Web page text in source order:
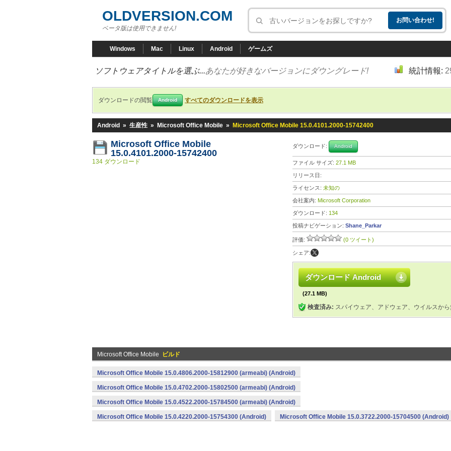
OLDVERSION.COM
ベータ版は使用できません!
Windows Mac Linux Android ゲームズ
ソフトウェアタイトルを選ぶ...あなたが好きなバージョンにダウングレード! 統計情報:
ダウンロードの閲覧 Android すべてのダウンロードを表示
Android » 生産性 » Microsoft Office Mobile » Microsoft Office Mobile 15.0.4101.2000-15742400
Microsoft Office Mobile
15.0.4101.2000-15742400
134 ダウンロード
ダウンロード: Android
ファイル サイズ: 27.1 MB
リリース日:
ライセンス: 未知の
会社案内: Microsoft Corporation
ダウンロード: 134
投稿ナビゲーション: Shane_Parkar
評価: (0 ツイート)
シェア:
ダウンロード Android
(27.1 MB)
検査済み: スパイウェア、アドウェア、ウイルスか
Microsoft Office Mobile ビルド
Microsoft Office Mobile 15.0.4806.2000-15812900 (armeabi) (Android)
Microsoft Office Mobile 15.0.4702.2000-15802500 (armeabi) (Android)
Microsoft Office Mobile 15.0.4522.2000-15784500 (armeabi) (Android)
Microsoft Office Mobile 15.0.4220.2000-15754300 (Android) Microsoft Office Mobile 15.0.3722.2000-15704500 (Android)